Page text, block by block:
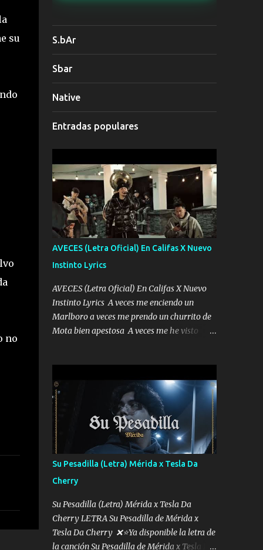
su
no
S.bAr
Sbar
Native
Entradas populares
AVECES (Letra Oficial) En Califas X Nuevo
Instinto Lyrics
AVECES (Letra Oficial) En Califas X Nuevo
Instinto Lyrics A veces me enciendo un
Marlboro a veces me prendo un churrito de
Mota bien apestosa A veces me he visto
me mandó yo tengo el control a todos yo les
paro el dedo soy hocicon un malcriado un
malandrón Que Les importa no saben nada
falsas las risas las que me miran hay gente
corriente no quieren verte subir de level
trucha mis plebes Música A veces me pongo
un sombrero a veces me ven la cachucha de
lado con la mirada siempre en alto A veces
me fajó una super o a veces me fajó una
Glock siempre armado todas las
generaciones yo traigo El chiste es que hago
lo que quiero pues así soy me mandó yo
Su Pesadilla (Letra) Mérida x Tesla Da
Cherry
Su Pesadilla (Letra) Mérida x Tesla Da
Cherry LETRA Su Pesadilla de Mérida x
Tesla Da Cherry ❌⭐Ya disponible la letra de
la canción Su Pesadilla de Mérida x Tesla Da